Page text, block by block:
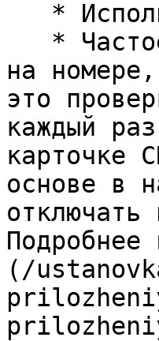
на
это
каждый
карточке
основе в
отключать
(/